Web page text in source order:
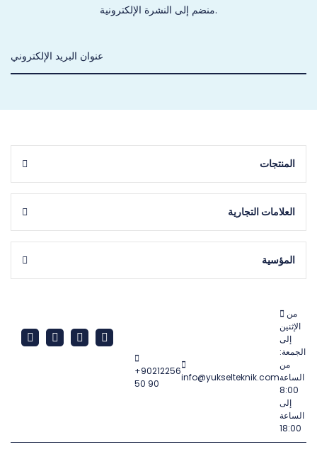
منضم إلى النشرة الإلكترونية.
المنتجات
العلامات التجارية
المؤسية
+90212256
50 90
info@yukselteknik.com
من
الإثنين
إلى
الجمعة:
من
الساعة
8:00
إلى
الساعة
18:00